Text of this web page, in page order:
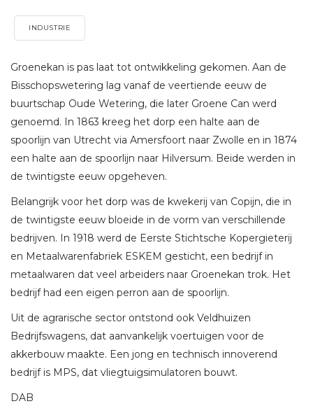
INDUSTRIE
Groenekan is pas laat tot ontwikkeling gekomen. Aan de
Bisschopswetering lag vanaf de veertiende eeuw de
buurtschap Oude Wetering, die later Groene Can werd
genoemd. In 1863 kreeg het dorp een halte aan de
spoorlijn van Utrecht via Amersfoort naar Zwolle en in 1874
een halte aan de spoorlijn naar Hilversum. Beide werden in
de twintigste eeuw opgeheven.
Belangrijk voor het dorp was de kwekerij van Copijn, die in
de twintigste eeuw bloeide in de vorm van verschillende
bedrijven. In 1918 werd de Eerste Stichtsche Kopergieterij
en Metaalwarenfabriek ESKEM gesticht, een bedrijf in
metaalwaren dat veel arbeiders naar Groenekan trok. Het
bedrijf had een eigen perron aan de spoorlijn.
Uit de agrarische sector ontstond ook Veldhuizen
Bedrijfswagens, dat aanvankelijk voertuigen voor de
akkerbouw maakte. Een jong en technisch innoverend
bedrijf is MPS, dat vliegtuigsimulatoren bouwt.
DAB